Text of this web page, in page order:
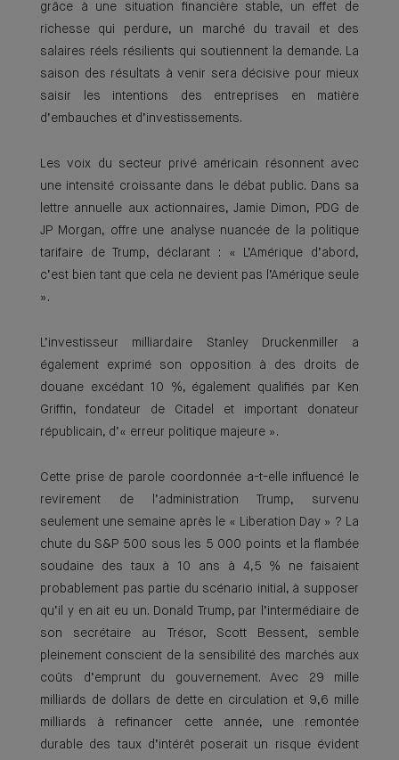
grâce à une situation financière stable, un effet de
richesse qui perdure, un marché du travail et des
salaires réels résilients qui soutiennent la demande. La
saison des résultats à venir sera décisive pour mieux
saisir les intentions des entreprises en matière
d’embauches et d’investissements.
Les voix du secteur privé américain résonnent avec
une intensité croissante dans le débat public. Dans sa
lettre annuelle aux actionnaires, Jamie Dimon, PDG de
JP Morgan, offre une analyse nuancée de la politique
tarifaire de Trump, déclarant : « L’Amérique d’abord,
c’est bien tant que cela ne devient pas l’Amérique seule
».
L’investisseur milliardaire Stanley Druckenmiller a
également exprimé son opposition à des droits de
douane excédant 10 %, également qualifiés par Ken
Griffin, fondateur de Citadel et important donateur
républicain, d’« erreur politique majeure ».
Cette prise de parole coordonnée a-t-elle influencé le
revirement de l’administration Trump, survenu
seulement une semaine après le « Liberation Day » ? La
chute du S&P 500 sous les 5 000 points et la flambée
soudaine des taux à 10 ans à 4,5 % ne faisaient
probablement pas partie du scénario initial, à supposer
qu’il y en ait eu un. Donald Trump, par l’intermédiaire de
son secrétaire au Trésor, Scott Bessent, semble
pleinement conscient de la sensibilité des marchés aux
coûts d’emprunt du gouvernement. Avec 29 mille
milliards de dollars de dette en circulation et 9,6 mille
milliards à refinancer cette année, une remontée
durable des taux d’intérêt poserait un risque évident